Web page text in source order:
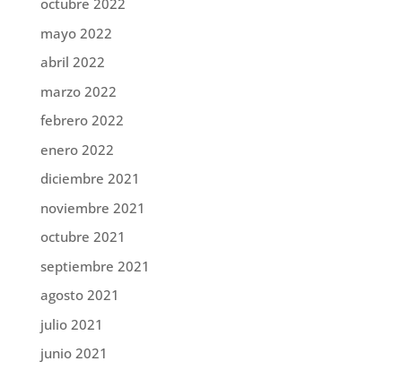
octubre 2022
mayo 2022
abril 2022
marzo 2022
febrero 2022
enero 2022
diciembre 2021
noviembre 2021
octubre 2021
septiembre 2021
agosto 2021
julio 2021
junio 2021